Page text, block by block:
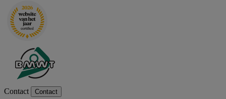
Contact Contact